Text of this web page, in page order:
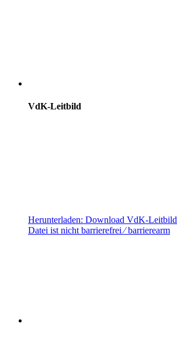
VdK-Leitbild
Herunterladen: Download VdK-Leitbild
Datei ist nicht barrierefrei ⁄ barrierearm